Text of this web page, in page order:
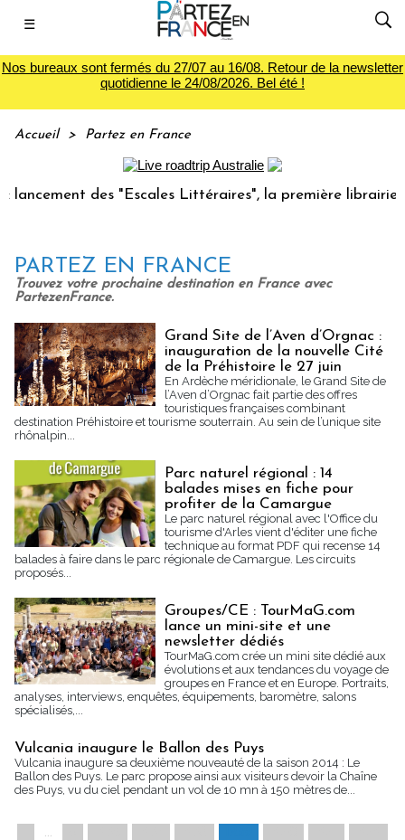
☰
Nos bureaux sont fermés du 27/07 au 16/08. Retour de la newsletter
quotidienne le 24/08/2026. Bel été !
Accueil > Partez en France
des "Escales Littéraires", la première librairie du
PARTEZ EN FRANCE
Trouvez votre prochaine destination en France avec
PartezenFrance.
Grand Site de l’Aven d’Orgnac :
inauguration de la nouvelle Cité
de la Préhistoire le 27 juin
En Ardèche méridionale, le Grand Site de
l’Aven d’Orgnac fait partie des offres
touristiques françaises combinant
destination Préhistoire et tourisme souterrain. Au sein de l’unique site
rhônalpin...
Parc naturel régional : 14
balades mises en fiche pour
profiter de la Camargue
Le parc naturel régional avec l'Office du
tourisme d'Arles vient d'éditer une fiche
technique au format PDF qui recense 14
balades à faire dans le parc régionale de Camargue. Les circuits
proposés...
Groupes/CE : TourMaG.com
lance un mini-site et une
newsletter dédiés
TourMaG.com crée un mini site dédié aux
évolutions et aux tendances du voyage de
groupes en France et en Europe. Portraits,
analyses, interviews, enquêtes, équipements, baromètre, salons
spécialisés,...
Vulcania inaugure le Ballon des Puys
Vulcania inaugure sa deuxième nouveauté de la saison 2014 : Le
Ballon des Puys. Le parc propose ainsi aux visiteurs devoir la Chaîne
des Puys, vu du ciel pendant un vol de 10 mn à 150 mètres de...
...